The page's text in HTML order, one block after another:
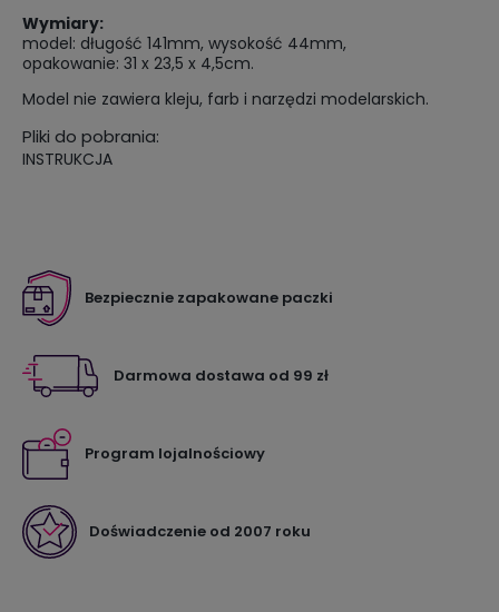
Wymiary:
model: długość 141mm, wysokość 44mm,
opakowanie: 31 x 23,5 x 4,5cm.
Model nie zawiera kleju, farb i narzędzi modelarskich.
Pliki do pobrania:
INSTRUKCJA
Bezpiecznie zapakowane paczki
Darmowa dostawa od 99 zł
Program lojalnościowy
Doświadczenie od 2007 roku